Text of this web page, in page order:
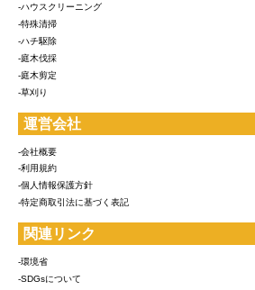
-ハウスクリーニング
-特殊清掃
-ハチ駆除
-庭木伐採
-庭木剪定
-草刈り
運営会社
-会社概要
-利用規約
-個人情報保護方針
-特定商取引法に基づく表記
関連リンク
-環境省
-SDGsについて